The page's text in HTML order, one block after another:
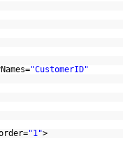
"CustomerID"
"1">